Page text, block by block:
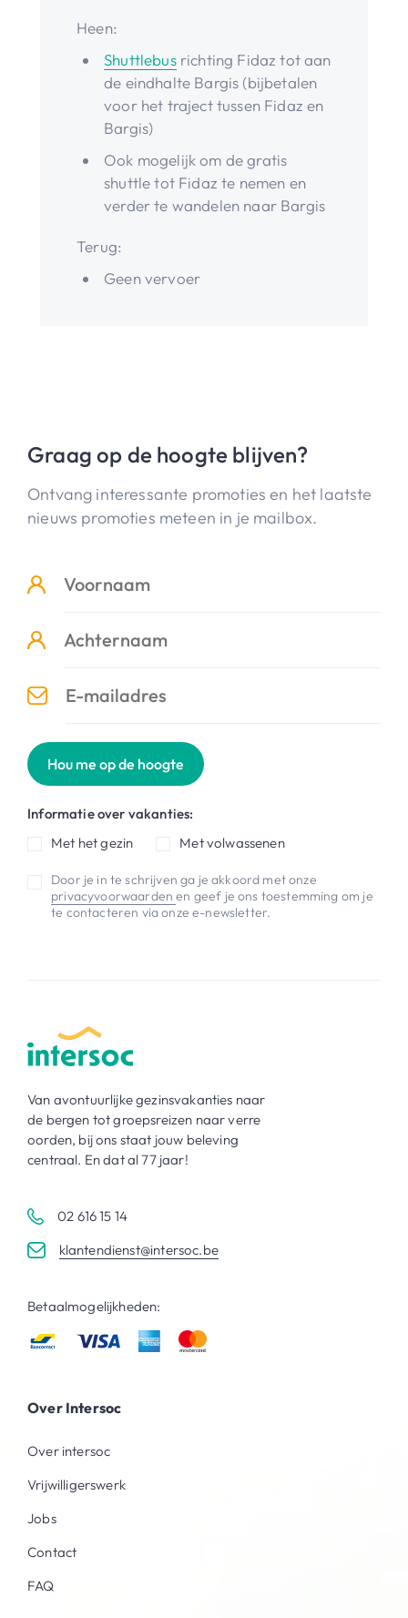
Heen:
Shuttlebusrichting Fidaz tot aan
de eindhalte Bargis (bijbetalen
voor het traject tussen Fidaz en
Bargis)
Ook mogelijk om de gratis
shuttle tot Fidaz te nemen en
verder te wandelen naar Bargis
Terug:
Geen vervoer
Graag op de hoogte blijven?
Ontvang interessante promoties en het laatste
nieuws promoties meteen in je mailbox.
Hou me op de hoogte
Informatie over vakanties:
Met het gezin
Met volwassenen
Door je in te schrijven ga je akkoord met onze
privacyvoorwaardenen geef je ons toestemming om je
te contacteren via onze e-newsletter.
Van avontuurlijke gezinsvakanties naar
de bergen tot groepsreizen naar verre
oorden, bij ons staat jouw beleving
centraal. En dat al 77 jaar!
02 616 15 14
klantendienst@intersoc.be
Betaalmogelijkheden:
Over Intersoc
Over intersoc
Vrijwilligerswerk
Jobs
Contact
FAQ